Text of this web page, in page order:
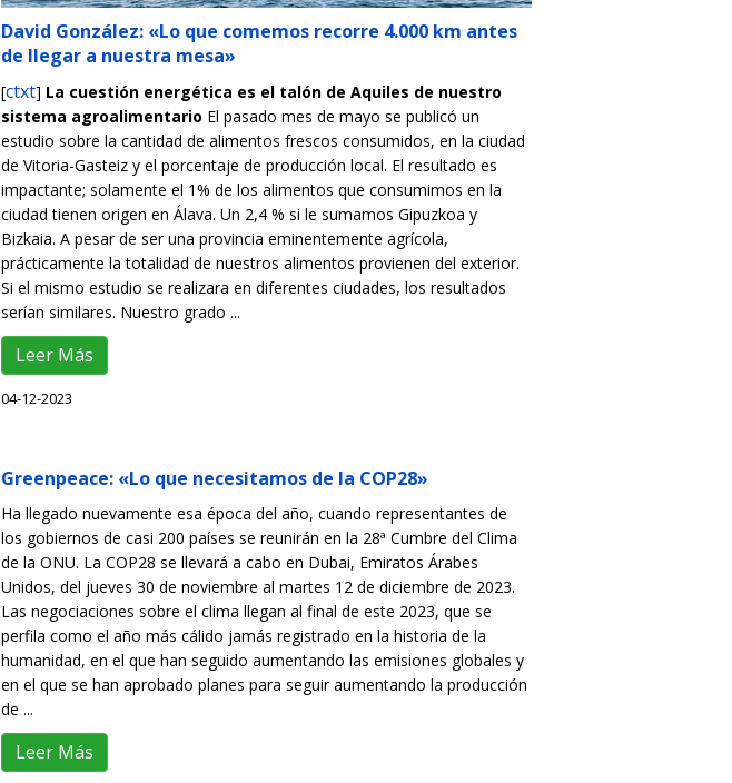
David González: «Lo que comemos recorre 4.000 km antes
de llegar a nuestra mesa»
[ctxt] La cuestión energética es el talón de Aquiles de nuestro
sistema agroalimentario El pasado mes de mayo se publicó un
estudio sobre la cantidad de alimentos frescos consumidos, en la ciudad
de Vitoria-Gasteiz y el porcentaje de producción local. El resultado es
impactante; solamente el 1% de los alimentos que consumimos en la
ciudad tienen origen en Álava. Un 2,4 % si le sumamos Gipuzkoa y
Bizkaia. A pesar de ser una provincia eminentemente agrícola,
prácticamente la totalidad de nuestros alimentos provienen del exterior.
Si el mismo estudio se realizara en diferentes ciudades, los resultados
serían similares. Nuestro grado ...
Leer Más
04-12-2023
Greenpeace: «Lo que necesitamos de la COP28»
Ha llegado nuevamente esa época del año, cuando representantes de
los gobiernos de casi 200 países se reunirán en la 28ª Cumbre del Clima
de la ONU. La COP28 se llevará a cabo en Dubai, Emiratos Árabes
Unidos, del jueves 30 de noviembre al martes 12 de diciembre de 2023.
Las negociaciones sobre el clima llegan al final de este 2023, que se
perfila como el año más cálido jamás registrado en la historia de la
humanidad, en el que han seguido aumentando las emisiones globales y
en el que se han aprobado planes para seguir aumentando la producción
de ...
Leer Más